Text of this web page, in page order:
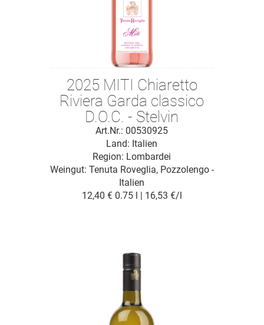
2025 MITI Chiaretto
Riviera Garda classico
D.O.C. - Stelvin
Art.Nr.: 00530925
Weingut: Tenuta Roveglia, Pozzolengo -
Italien
Region: Lombardei
Land: Italien
12,40 € 0.75 l | 16,53 €/l